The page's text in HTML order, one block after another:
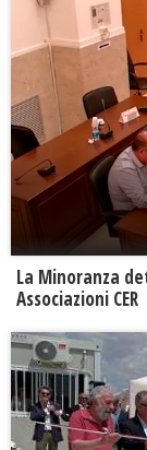
La Minoranza
Associazioni CER